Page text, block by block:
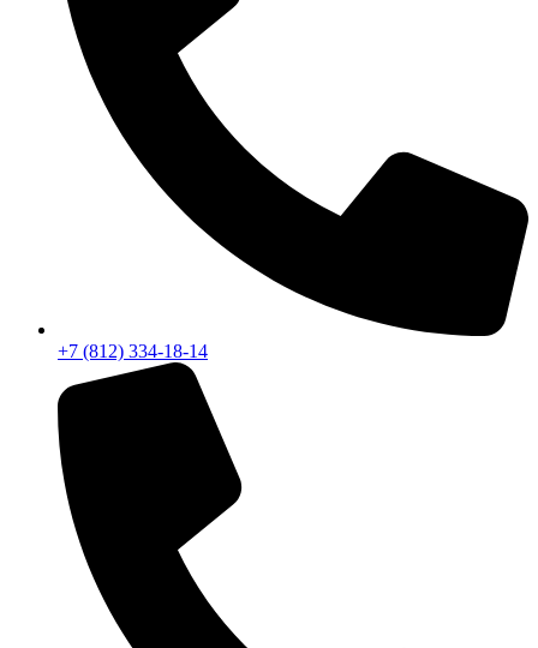
+7 (812) 334-18-14